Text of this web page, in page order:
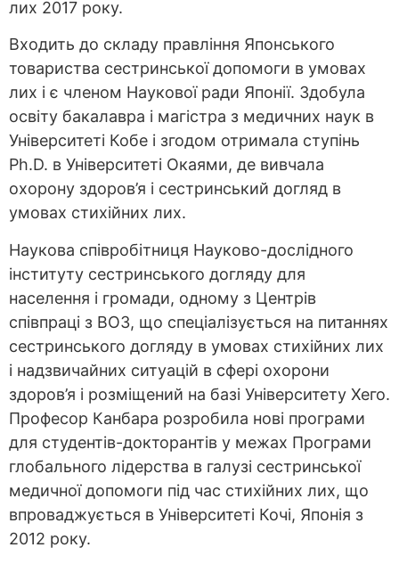
лих 2017 року.
Входить до складу правління Японського
товариства сестринської допомоги в умовах
лих і є членом Наукової ради Японії. Здобула
освіту бакалавра і магістра з медичних наук в
Університеті Кобе і згодом отримала ступінь
Ph.D. в Університеті Окаями, де вивчала
охорону здоров’я і сестринський догляд в
умовах стихійних лих.
Наукова співробітниця Науково-дослідного
інституту сестринського догляду для
населення і громади, одному з Центрів
співпраці з ВОЗ, що спеціалізується на питаннях
сестринського догляду в умовах стихійних лих
і надзвичайних ситуацій в сфері охорони
здоров’я і розміщений на базі Університету Хего.
Професор Канбара розробила нові програми
для студентів-докторантів у межах Програми
глобального лідерства в галузі сестринської
медичної допомоги під час стихійних лих, що
впроваджується в Університеті Кочі, Японія з
2012 року.